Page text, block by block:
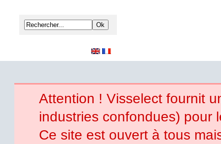
Attention ! Visselect fournit
industries confondues) pour
Ce site est ouvert à tous